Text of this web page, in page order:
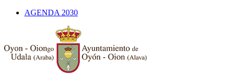
AGENDA 2030